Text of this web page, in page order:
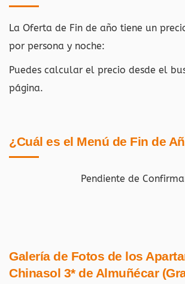
La Oferta de Fin de año tiene un
por persona y noche:
Puedes calcular el precio desde el
página.
¿Cuál es el Menú de Fin de
Pendiente de
Galería de Fotos de los
Chinasol 3* de Almuñécar